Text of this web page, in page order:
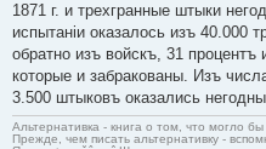
1871 г. и трехгранные штыки
испытаніи оказалось изъ 40.000
обратно изъ войскъ, 31
которые и забракованы. Изъ
3.500 штыковъ оказались
Альтернативка - книга о том, что могло бы
Прежде, чем писать альтернативку -